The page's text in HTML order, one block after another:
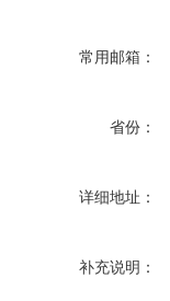
常用邮箱：
省份：
详细地址：
补充说明：